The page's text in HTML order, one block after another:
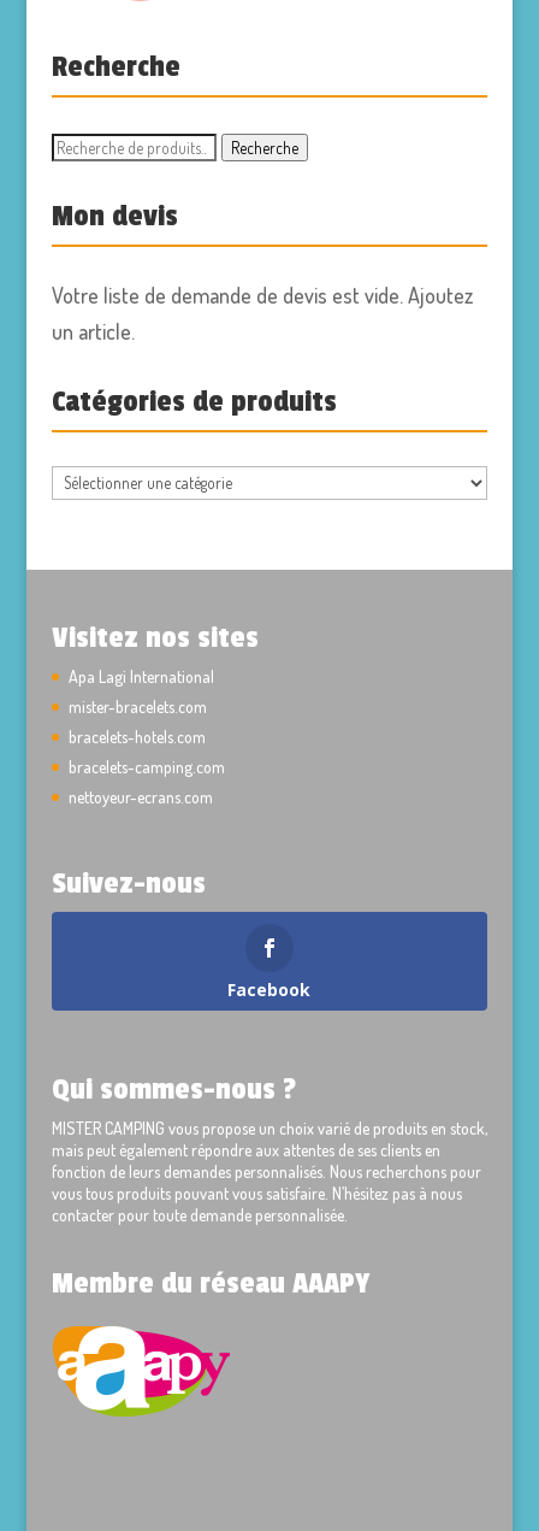
Recherche
Recherche
Recherche
Mon devis
Votre liste de demande de devis est vide. Ajoutez
un article.
Catégories de produits
Visitez nos sites
Apa Lagi International
mister-bracelets.com
bracelets-hotels.com
bracelets-camping.com
nettoyeur-ecrans.com
Suivez-nous
Facebook
Qui sommes-nous ?
MISTER CAMPING vous propose un choix varié de produits en stock,
mais peut également répondre aux attentes de ses clients en
fonction de leurs demandes personnalisés. Nous recherchons pour
vous tous produits pouvant vous satisfaire. N’hésitez pas à nous
contacter pour toute demande personnalisée.
Membre du réseau AAAPY